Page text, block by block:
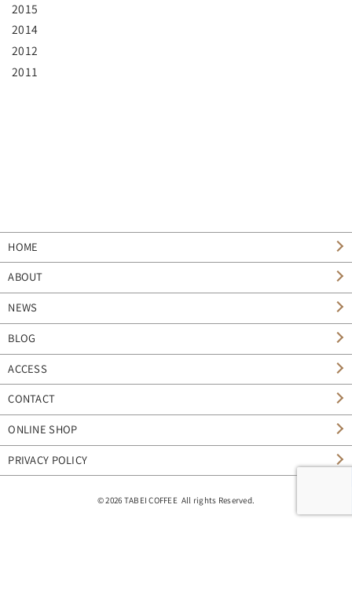
2015
2014
2012
2011
HOME
ABOUT
NEWS
BLOG
ACCESS
CONTACT
ONLINE SHOP
PRIVACY POLICY
© 2026 TABEI COFFEE All rights Reserved.